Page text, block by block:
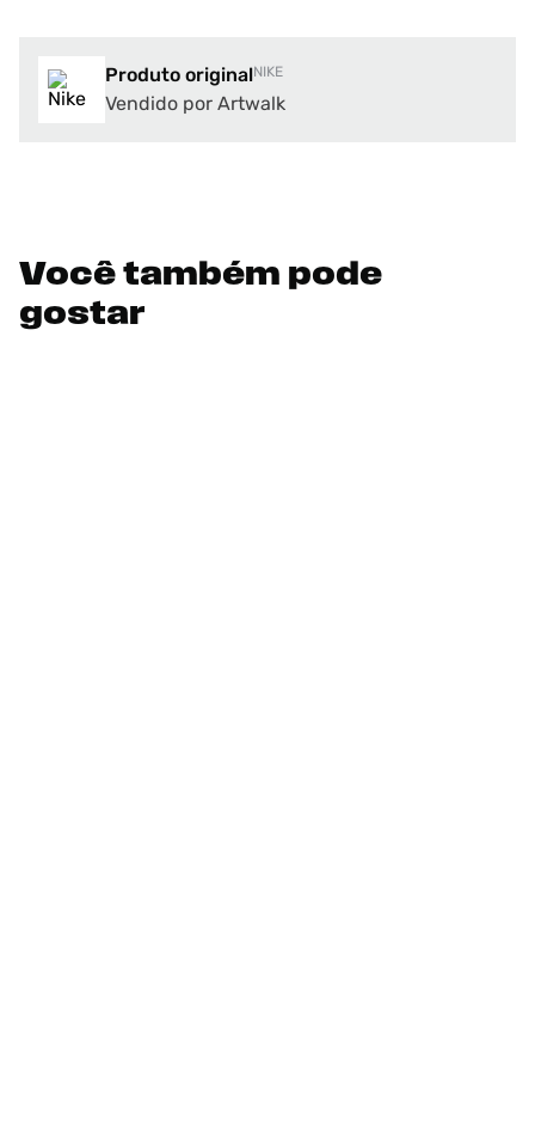
Produto originalNIKE
Vendido por Artwalk
Você também pode
gostar